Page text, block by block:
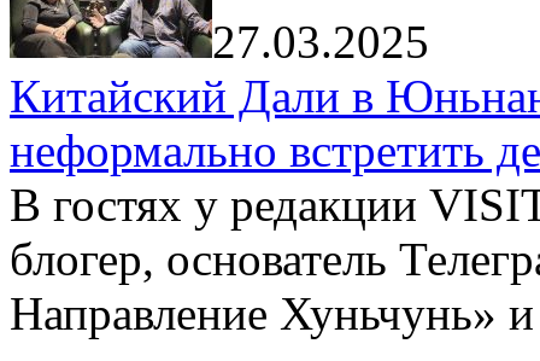
27.03.2025
Китайский Дали в
неформально встретить
В гостях у редакции
блогер, основатель
Направление Хуньчунь»